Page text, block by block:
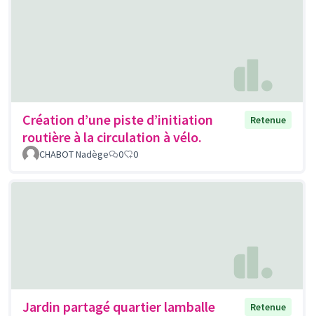
Création d’une piste d’initiation
routière à la circulation à vélo.
Retenue
CHABOT Nadège 0 0
Jardin partagé quartier lamballe
Retenue